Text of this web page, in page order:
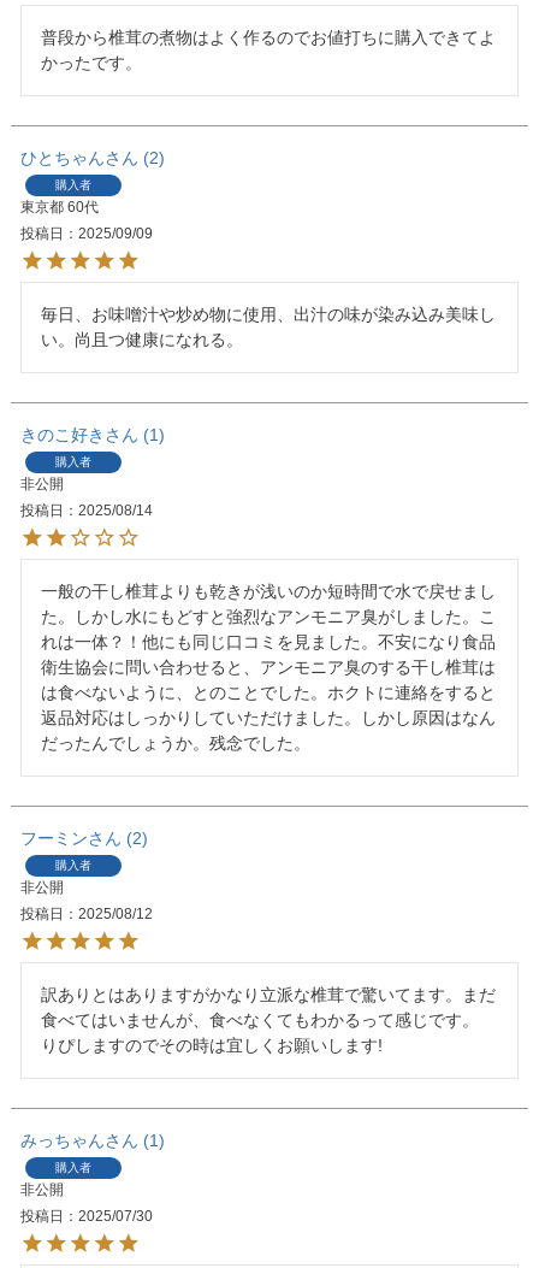
普段から椎茸の煮物はよく作るのでお値打ちに購入できてよ
かったです。
ひとちゃん 2
購入者
東京都 60代
投稿日
2025/09/09
毎日、お味噌汁や炒め物に使用、出汁の味が染み込み美味し
い。尚且つ健康になれる。
きのこ好き 1
購入者
非公開
投稿日
2025/08/14
一般の干し椎茸よりも乾きが浅いのか短時間で水で戻せまし
た。しかし水にもどすと強烈なアンモニア臭がしました。こ
れは一体？！他にも同じ口コミを見ました。不安になり食品
衛生協会に問い合わせると、アンモニア臭のする干し椎茸は
は食べないように、とのことでした。ホクトに連絡をすると
返品対応はしっかりしていただけました。しかし原因はなん
だったんでしょうか。残念でした。
フーミン 2
購入者
非公開
投稿日
2025/08/12
訳ありとはありますがかなり立派な椎茸で驚いてます。まだ
食べてはいませんが、食べなくてもわかるって感じです。
りぴしますのでその時は宜しくお願いします!
みっちゃん 1
購入者
非公開
投稿日
2025/07/30